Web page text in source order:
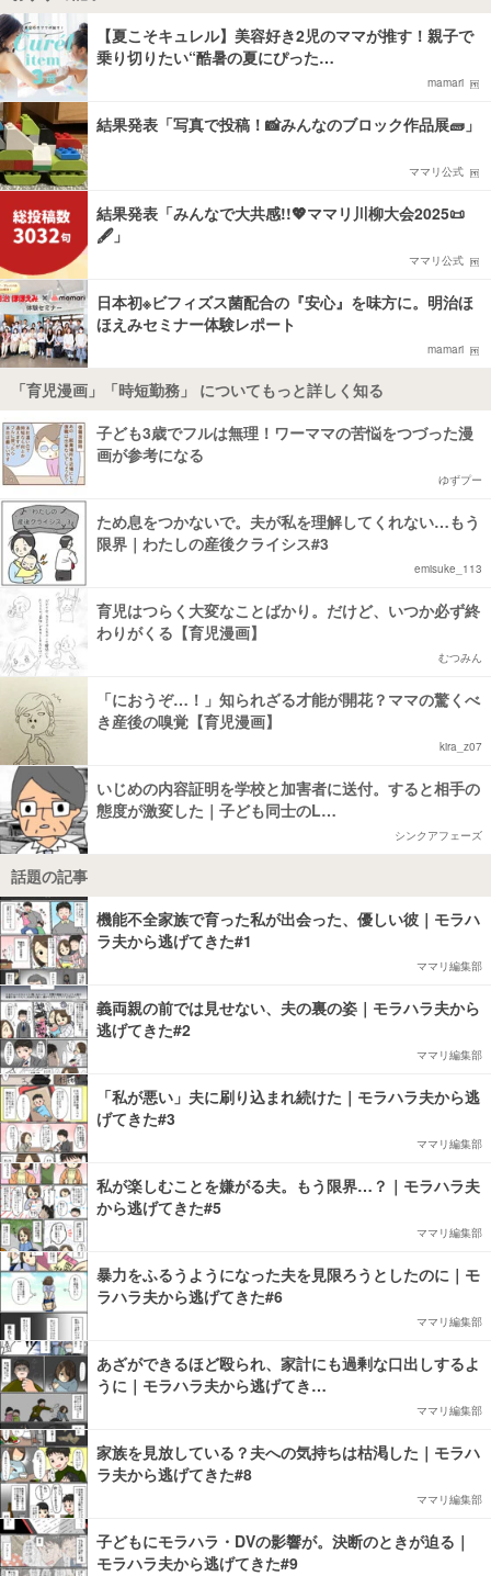
【夏こそキュレル】美容好き2児のママが推す！親子で
乗り切りたい“酷暑の夏にぴった…
mamari
結果発表「写真で投稿！📸みんなのブロック作品展🧱」
ママリ公式
結果発表「みんなで大共感!!💖ママリ川柳大会2025📜
🖋️」
ママリ公式
日本初※ビフィズス菌配合の『安心』を味方に。明治ほ
ほえみセミナー体験レポート
mamari
「育児漫画」「時短勤務」 についてもっと詳しく知る
子ども3歳でフルは無理！ワーママの苦悩をつづった漫
画が参考になる
ゆずプー
ため息をつかないで。夫が私を理解してくれない…もう
限界｜わたしの産後クライシス#3
emisuke_113
育児はつらく大変なことばかり。だけど、いつか必ず終
わりがくる【育児漫画】
むつみん
「におうぞ…！」知られざる才能が開花？ママの驚くべ
き産後の嗅覚【育児漫画】
kira_z07
いじめの内容証明を学校と加害者に送付。すると相手の
態度が激変した｜子ども同士のL…
シンクアフェーズ
話題の記事
機能不全家族で育った私が出会った、優しい彼｜モラハ
ラ夫から逃げてきた#1
ママリ編集部
義両親の前では見せない、夫の裏の姿｜モラハラ夫から
逃げてきた#2
ママリ編集部
「私が悪い」夫に刷り込まれ続けた｜モラハラ夫から逃
げてきた#3
ママリ編集部
私が楽しむことを嫌がる夫。もう限界…？｜モラハラ夫
から逃げてきた#5
ママリ編集部
暴力をふるうようになった夫を見限ろうとしたのに｜モ
ラハラ夫から逃げてきた#6
ママリ編集部
あざができるほど殴られ、家計にも過剰な口出しするよ
うに｜モラハラ夫から逃げてき…
ママリ編集部
家族を見放している？夫への気持ちは枯渇した｜モラハ
ラ夫から逃げてきた#8
ママリ編集部
子どもにモラハラ・DVの影響が。決断のときが迫る｜
モラハラ夫から逃げてきた#9